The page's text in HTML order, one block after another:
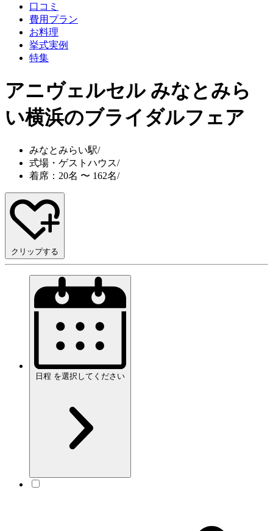
口コミ
費用プラン
お料理
挙式実例
特集
アニヴェルセル みなとみら
い横浜のブライダルフェア
みなとみらい駅/
式場・ゲストハウス/
着席：20名 〜 162名/
クリップする
日程 を選択してください